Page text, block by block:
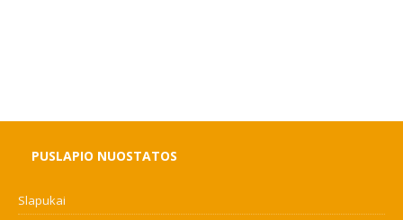
PUSLAPIO NUOSTATOS
Slapukai